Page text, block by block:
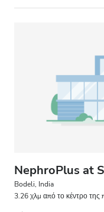
0 - 100 EUR
300+ EUR
NephroPlus at
Bodeli, India
3.26 χλμ από το κέντρο της